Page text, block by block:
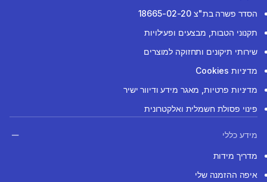
הסדר פשרה בת"צ 18665-02-20
תקנוני הטבות, מבצעים ופעילויות
שירותי תיקונים ותחזוקה למוצרים
מדיניות Cookies
מדיניות פרטיות, מאגר מידע ודיוור ישיר
פינוי פסולת חשמלית ואלקטרונית
מידע כללי
מדריך מידות
איפה ההזמנה שלי